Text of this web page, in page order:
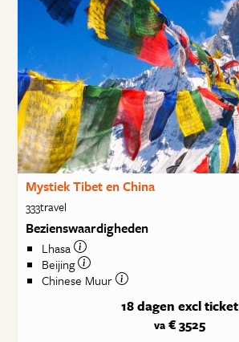
Mystiek Tibet en China
333travel
Bezienswaardigheden
Lhasa
Beijing
Chinese Muur
18 dagen excl ticket
va € 3525